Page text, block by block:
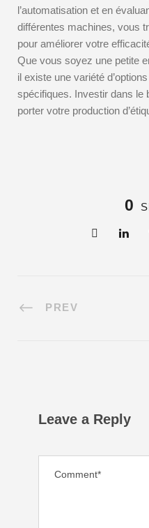
l’automatisation et en
différentes machines, vous
pour améliorer votre
Que vous soyez une petite
il existe une variété
spécifiques. Investir dans le
porter votre production
0
PREV
Leave a Reply